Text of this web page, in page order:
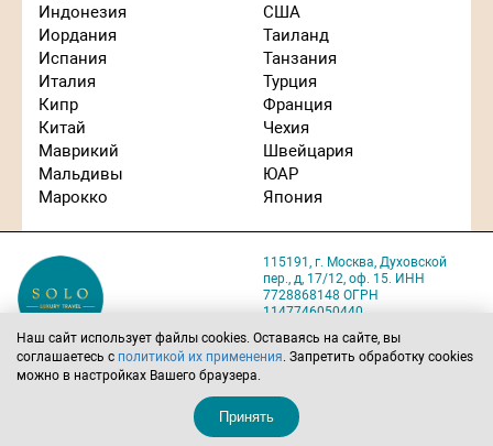
Индонезия
Иордания
Испания
Италия
Кипр
Китай
Маврикий
Мальдивы
Марокко
США
Таиланд
Танзания
Турция
Франция
Чехия
Швейцария
ЮАР
Япония
115191, г. Москва, Духовской
пер., д, 17/12, оф. 15. ИНН
7728868148 ОГРН
1147746050440
Карта проезда
Политика обработки
Напишите нам
solo@solo-tours.ru
Наш сайт использует файлы cookies. Оставаясь на сайте, вы
соглашаетесь с политикой их применения. Запретить обработку cookies
можно в настройках Вашего браузера.
Принять